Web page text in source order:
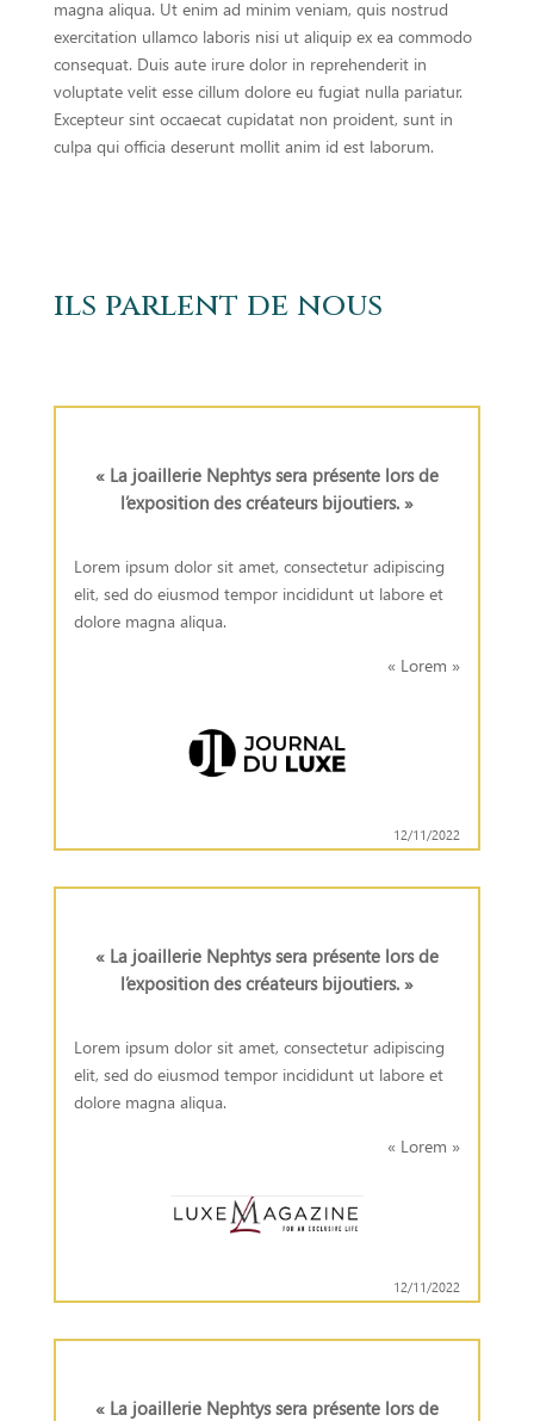
magna aliqua. Ut enim ad minim veniam, quis nostrud
exercitation ullamco laboris nisi ut aliquip ex ea commodo
consequat. Duis aute irure dolor in reprehenderit in
voluptate velit esse cillum dolore eu fugiat nulla pariatur.
Excepteur sint occaecat cupidatat non proident, sunt in
culpa qui officia deserunt mollit anim id est laborum.
ils parlent de nous
« La joaillerie Nephtys sera présente lors de
l’exposition des créateurs bijoutiers. »
Lorem ipsum dolor sit amet, consectetur adipiscing
elit, sed do eiusmod tempor incididunt ut labore et
dolore magna aliqua.
« Lorem »
12/11/2022
« La joaillerie Nephtys sera présente lors de
l’exposition des créateurs bijoutiers. »
Lorem ipsum dolor sit amet, consectetur adipiscing
elit, sed do eiusmod tempor incididunt ut labore et
dolore magna aliqua.
« Lorem »
12/11/2022
« La joaillerie Nephtys sera présente lors de